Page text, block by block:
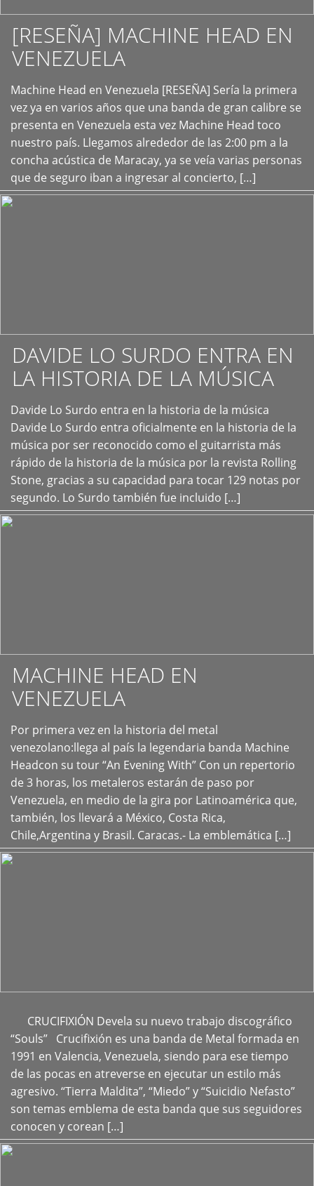
[RESEÑA] MACHINE HEAD EN
VENEZUELA
Machine Head en Venezuela [RESEÑA] Sería la primera
vez ya en varios años que una banda de gran calibre se
presenta en Venezuela esta vez Machine Head toco
nuestro país. Llegamos alrededor de las 2:00 pm a la
concha acústica de Maracay, ya se veía varias personas
que de seguro iban a ingresar al concierto, […]
+
DAVIDE LO SURDO ENTRA EN
LA HISTORIA DE LA MÚSICA
Davide Lo Surdo entra en la historia de la música
Davide Lo Surdo entra oficialmente en la historia de la
música por ser reconocido como el guitarrista más
rápido de la historia de la música por la revista Rolling
Stone, gracias a su capacidad para tocar 129 notas por
segundo. Lo Surdo también fue incluido […]
+
MACHINE HEAD EN
VENEZUELA
Por primera vez en la historia del metal
venezolano:llega al país la legendaria banda Machine
Headcon su tour “An Evening With” Con un repertorio
de 3 horas, los metaleros estarán de paso por
Venezuela, en medio de la gira por Latinoamérica que,
también, los llevará a México, Costa Rica,
Chile,Argentina y Brasil. Caracas.- La emblemática […]
+
CRUCIFIXIÓN Devela su nuevo trabajo discográfico
“Souls” Crucifixión es una banda de Metal formada en
1991 en Valencia, Venezuela, siendo para ese tiempo
de las pocas en atreverse en ejecutar un estilo más
agresivo. “Tierra Maldita”, “Miedo” y “Suicidio Nefasto”
son temas emblema de esta banda que sus seguidores
conocen y corean […]
+